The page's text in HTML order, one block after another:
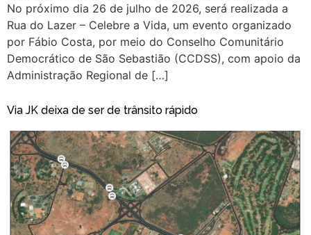
No próximo dia 26 de julho de 2026, será realizada a
Rua do Lazer – Celebre a Vida, um evento organizado
por Fábio Costa, por meio do Conselho Comunitário
Democrático de São Sebastião (CCDSS), com apoio da
Administração Regional de […]
Via JK deixa de ser de trânsito rápido